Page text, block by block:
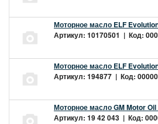
Моторное масло ELF
Артикул: 10170501 | Код:
Моторное масло ELF
Артикул: 194877 | Код:
Моторное масло GM Motor Oil
Артикул: 19 42 043 | Код: